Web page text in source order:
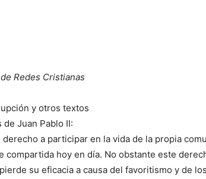
Redes Cristianas
y otros textos
Juan Pablo II:
a participar en la vida de la propia
compartida hoy en día. No obstante este
su eficacia a causa del favoritismo y de